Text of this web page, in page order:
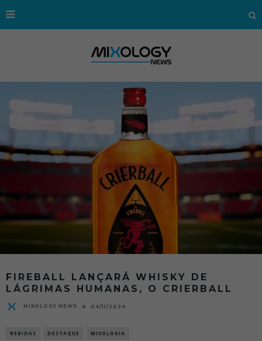
FIREBALL LANÇARÁ WHISKY DE
LÁGRIMAS HUMANAS, O CRIERBALL
MIXOLOGY NEWS 04/11/2024
BEBIDAS DESTAQUE MIXOLOGIA